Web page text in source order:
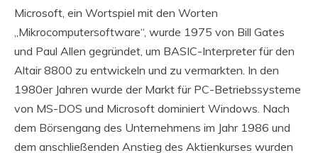
Microsoft, ein Wortspiel mit den Worten
„Mikrocomputersoftware“, wurde 1975 von Bill Gates
und Paul Allen gegründet, um BASIC-Interpreter für den
Altair 8800 zu entwickeln und zu vermarkten. In den
1980er Jahren wurde der Markt für PC-Betriebssysteme
von MS-DOS und Microsoft dominiert Windows. Nach
dem Börsengang des Unternehmens im Jahr 1986 und
dem anschließenden Anstieg des Aktienkurses wurden